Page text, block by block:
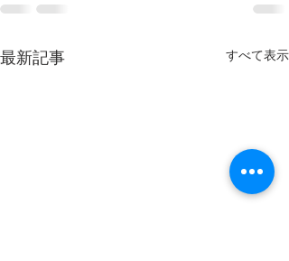
最新記事 すべて表示